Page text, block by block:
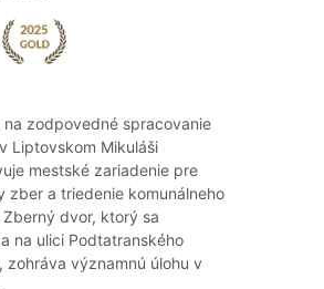
na zodpovedné spracovanie
Liptovskom Mikuláši
mestské zariadenie pre
zber a triedenie komunálneho
dvor, ktorý sa
na ulici Podtatranského
zohráva významnú úlohu v